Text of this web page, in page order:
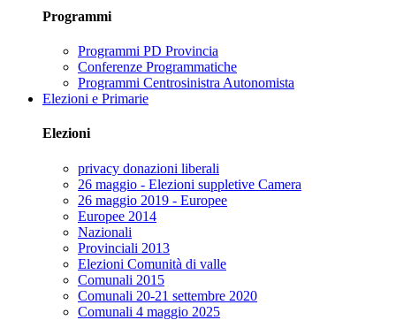
Programmi
Programmi PD Provincia
Conferenze Programmatiche
Programmi Centrosinistra Autonomista
Elezioni e Primarie
Elezioni
privacy donazioni liberali
26 maggio - Elezioni suppletive Camera
26 maggio 2019 - Europee
Europee 2014
Nazionali
Provinciali 2013
Elezioni Comunità di valle
Comunali 2015
Comunali 20-21 settembre 2020
Comunali 4 maggio 2025